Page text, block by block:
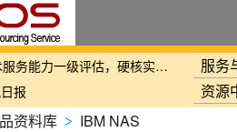
”铁路科技创新规划》的通知
北京金支点荣膺信创数智技术服务能力一级评估，硬核实力护航产业数字化转型
报
资讯日报
服务
资源
资料库 > IBM NAS